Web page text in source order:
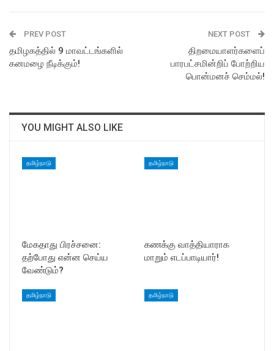
PREV POST
தமிழகத்தில் 9 மாவட்டங்களில்
கனமழை நீடிக்கும்!
NEXT POST
திறமையாளர்களைப்
பாரபட்சமின்றிப் போற்றிய
பொன்மனச் செம்மல்!
YOU MIGHT ALSO LIKE
தமிழ்நாடு
மேகதாது பிரச்சனை:
தற்போது என்ன செய்ய
வேண்டும்?
தமிழ்நாடு
கணக்கு வாத்தியாராக
மாறும் எடப்பாடியார்!
தமிழ்நாடு தமிழ்நாடு